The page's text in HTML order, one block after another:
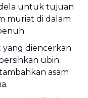
untuk tujuan
muriat di dalam
diencerkan
ubin
asam